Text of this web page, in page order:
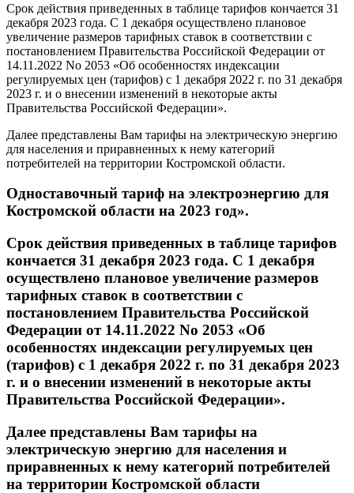
Срок действия приведенных в таблице тарифов кончается 31
декабря 2023 года. С 1 декабря осуществлено плановое
увеличение размеров тарифных ставок в соответствии с
постановлением Правительства Российской Федерации от
14.11.2022 No 2053 «Об особенностях индексации
регулируемых цен (тарифов) с 1 декабря 2022 г. по 31 декабря
2023 г. и о внесении изменений в некоторые акты
Правительства Российской Федерации».
Далее представлены Вам тарифы на электрическую энергию
для населения и приравненных к нему категорий
потребителей на территории Костромской области.
Одноставочный тариф на электроэнергию для
Костромской области на 2023 год».
Срок действия приведенных в таблице тарифов
кончается 31 декабря 2023 года. С 1 декабря
осуществлено плановое увеличение размеров
тарифных ставок в соответствии с
постановлением Правительства Российской
Федерации от 14.11.2022 No 2053 «Об
особенностях индексации регулируемых цен
(тарифов) с 1 декабря 2022 г. по 31 декабря 2023
г. и о внесении изменений в некоторые акты
Правительства Российской Федерации».
Далее представлены Вам тарифы на
электрическую энергию для населения и
приравненных к нему категорий потребителей
на территории Костромской области